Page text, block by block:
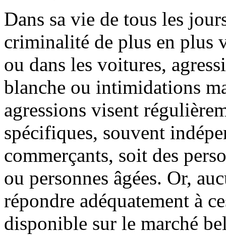
Dans sa vie de tous les
criminalité de plus en plus
ou dans les voitures,
blanche ou intimidations
agressions visent
spécifiques, souvent
commerçants, soit des
ou personnes âgées. Or,
répondre adéquatement à
disponible sur le marché